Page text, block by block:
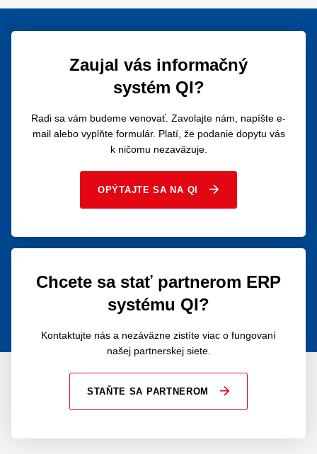
Zaujal vás informačný
systém QI?
Radi sa vám budeme venovať. Zavolajte nám, napíšte e-
mail alebo vyplňte formulár. Platí, že podanie dopytu vás
k ničomu nezaväzuje.
OPÝTAJTE SA NA QI
Chcete sa stať partnerom ERP
systému QI?
Kontaktujte nás a nezáväzne zistíte viac o fungovaní
našej partnerskej siete.
STAŇTE SA PARTNEROM